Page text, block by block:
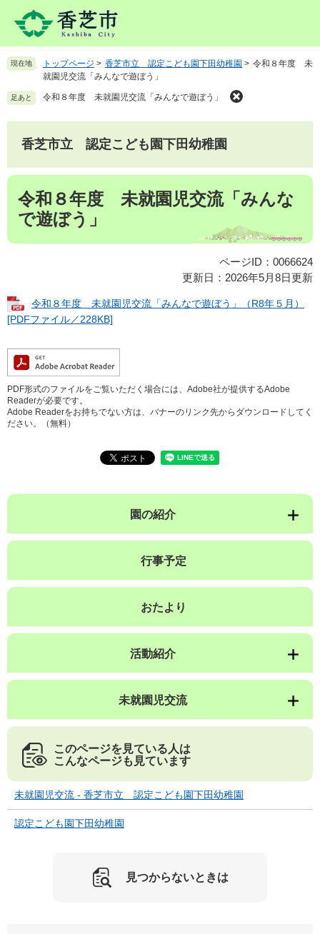
先を 現在地 トップページ > 香芝市立 認定こども園下田幼稚園 > 令和８年度 未
就園児交流「みんなで遊ぼう」
足あと 令和８年度 未就園児交流「みんなで遊ぼう」
香芝市立 認定こども園下田幼稚園
本
令和８年度 未就園児交流「みんな
で遊ぼう」
ページID：0066624
更新日：2026年5月8日更新
令和８年度 未就園児交流「みんなで遊ぼう」（R8年５月）
[PDFファイル／228KB]
PDF形式のファイルをご覧いただく場合には、Adobe社が提供するAdobe
Readerが必要です。
Adobe Readerをお持ちでない方は、バナーのリンク先からダウンロードしてく
ださい。（無料）
園の紹介
行事予定
おたより
活動紹介
未就園児交流
このページを見ている人は
こんなページも見ています
未就園児交流 - 香芝市立 認定こども園下田幼稚園
認定こども園下田幼稚園
見つからないときは